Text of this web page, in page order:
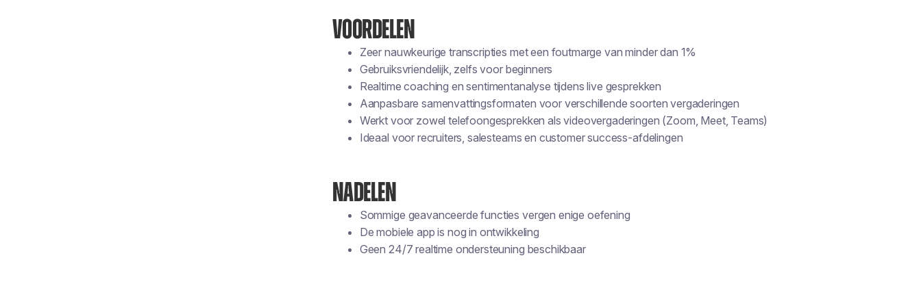
VOORDELEN
Zeer nauwkeurige transcripties met een foutmarge van minder dan 1%
Gebruiksvriendelijk, zelfs voor beginners
Realtime coaching en sentimentanalyse tijdens live gesprekken
Aanpasbare samenvattingsformaten voor verschillende soorten vergaderingen
Werkt voor zowel telefoongesprekken als videovergaderingen (Zoom, Meet, Teams)
Ideaal voor recruiters, salesteams en customer success-afdelingen
NADELEN
Sommige geavanceerde functies vergen enige oefening
De mobiele app is nog in ontwikkeling
Geen 24/7 realtime ondersteuning beschikbaar